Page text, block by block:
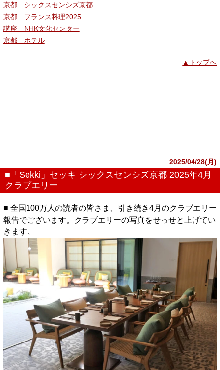
京都 シックスセンシズ京都
京都 フランス料理2025
講座 NHK文化センター
京都 ホテル
▲トップへ
2025/04/28(月)
■「Sekki」セッキ シックスセンシズ京都 2025年4月
クラブエリー
■ 全国100万人の読者の皆さま、引き続き4月のクラブエリー
報告でございます。クラブエリーの写真をせっせと上げてい
きます。